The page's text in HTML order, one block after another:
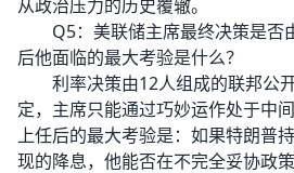
从政治压力的历史覆辙。
Q5：美联储主席最终决策是否
后他面临的最大考验是什么？
利率决策由12人组成的联邦公
定，主席只能通过巧妙运作处于中
上任后的最大考验是：如果特朗普
现的降息，他能否在不完全妥协政